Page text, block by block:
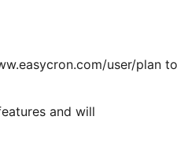
user/plan to
and will